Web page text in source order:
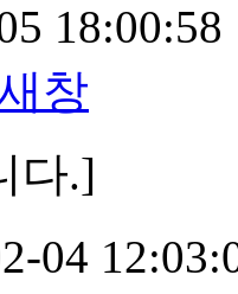
18:00:58
창
다.]
04